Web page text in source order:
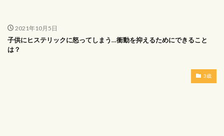
2021年10月5日
子供にヒステリックに怒ってしまう…衝動を抑えるためにできること
は？
3歳